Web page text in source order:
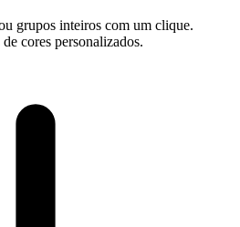
grupos inteiros com um clique.
cores personalizados.